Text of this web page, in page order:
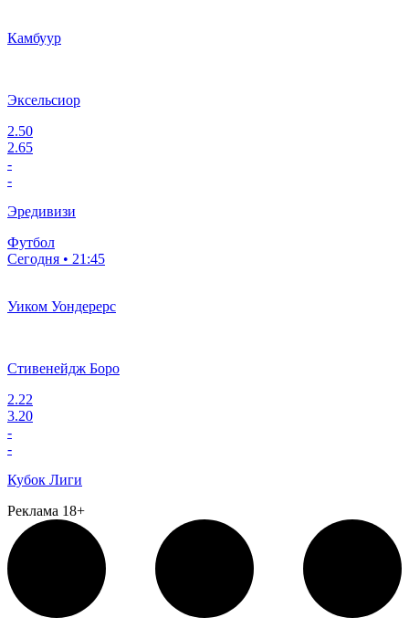
Камбуур
Эксельсиор
2.50
2.65
-
-
Эредивизи
Футбол
Сегодня • 21:45
Уиком Уондерерс
Стивенейдж Боро
2.22
3.20
-
-
Кубок Лиги
Реклама 18+